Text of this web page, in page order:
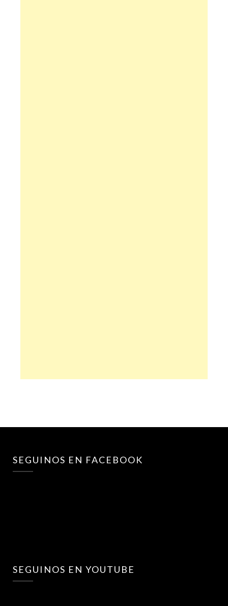
SEGUINOS EN FACEBOOK
SEGUINOS EN YOUTUBE